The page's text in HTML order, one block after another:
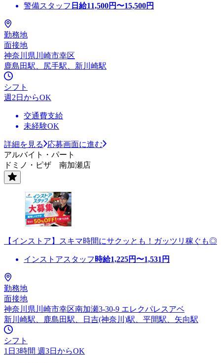
警備スタッフ 日給11,500円〜15,500円
勤務地
面接地
神奈川県川崎市幸区
鹿島田駅、尻手駅、新川崎駅
シフト
週2日からOK
交通費支給
未経験OK
詳細を見る
応募画面に進む
アルバイト・パート
ドミノ・ピザ 南加瀬店
【インストア】スキマ時間にサクッとも！ガッツリ稼ぐも◎
インストアスタッフ 時給1,225円〜1,531 円
勤務地
面接地
神奈川県川崎市幸区南加瀬3-30-9 エレクパレスアベ
新川崎駅、鹿島田駅、日吉(神奈川)駅、平間駅、矢向駅
シフト
1日3時間 週3日からOK